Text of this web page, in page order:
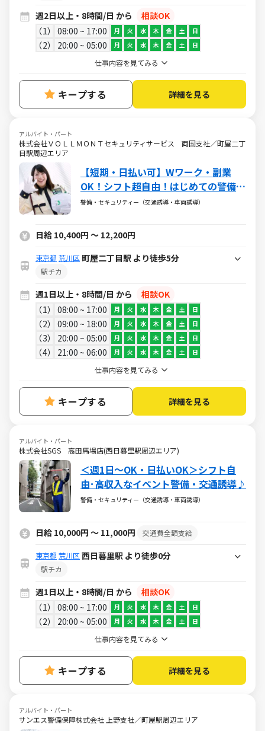
週2日以上・8時間/日 から
相談OK
1
08:00 ~ 17:00 月 火 水 木 金 土 日
2 20:00 ~ 05:00 月 火 水 木 金 土 日
仕事内容を見てみる
キープする 詳細を見る
アルバイト・パート
株式会社ＶＯＬＬＭＯＮＴセキュリティサービス 両国支社／町屋二丁
目駅周辺エリア
【短期・日払い可】Wワーク・副業
OK！シフト超自由！はじめての警備デ
ビュー大歓迎◎
警備・セキュリティー（交通誘導・車両誘導）
日給 10,400円 ～ 12,200円
東京都 荒川区 町屋二丁目駅 より徒歩5分
駅チカ
週1日以上・8時間/日 から
相談OK
1
08:00 ~ 17:00 月 火 水 木 金 土 日
2 09:00 ~ 18:00 月 火 水 木 金 土 日
3 20:00 ~ 05:00 月 火 水 木 金 土 日
4 21:00 ~ 06:00 月 火 水 木 金 土 日
仕事内容を見てみる
キープする 詳細を見る
アルバイト・パート
株式会社SGS 高田馬場店(西日暮里駅周辺エリア)
＜週1日～OK・日払いOK＞シフト自
由･高収入なイベント警備・交通誘導♪
警備・セキュリティー（交通誘導・車両誘導）
日給 10,000円 ～ 11,000円 交通費全額支給
東京都 荒川区 西日暮里駅 より徒歩0分
駅チカ
週1日以上・8時間/日 から
相談OK
1
08:00 ~ 17:00 月 火 水 木 金 土 日
2 20:00 ~ 05:00 月 火 水 木 金 土 日
仕事内容を見てみる
キープする 詳細を見る
アルバイト・パート
サンエス警備保障株式会社 上野支社／町屋駅周辺エリア